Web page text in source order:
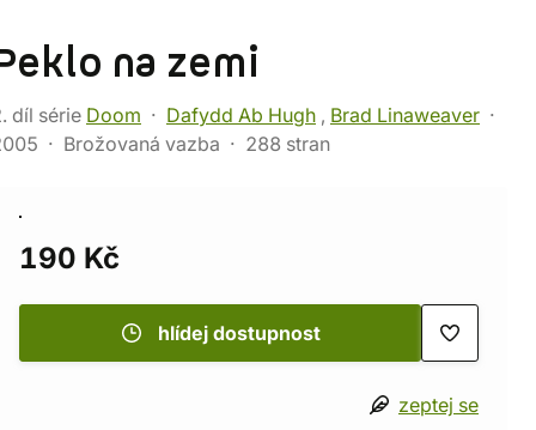
na zemi
díl série Doom Dafydd Ab Hugh , Brad Linaweaver
Brožovaná vazba 288 stran
190 Kč
hlídej dostupnost
zeptej se